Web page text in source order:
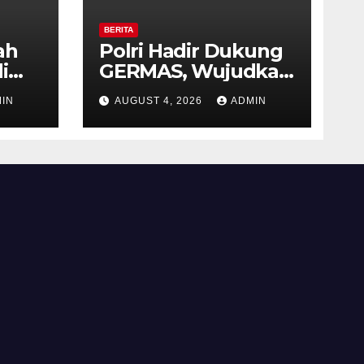
BERITA
Polri Hadir Dukung
GERMAS, Wujudkan
Budaya Hidup Sehat
di Kecamatan
Pabelan
AUGUST 4, 2026 ADMIN